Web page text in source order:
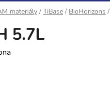
materiály / TiBase / BioHorizons /
5.7L